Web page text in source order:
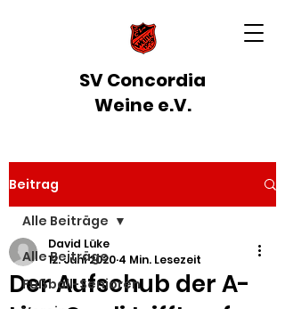
SV Concordia
Weine e.V.
Beitrag
Alle Beiträge
Fußball-Senioren
Alle Beiträge
Der Aufschub der A-
David Lüke
12. Juni 2020 4 Min. Lesezeit